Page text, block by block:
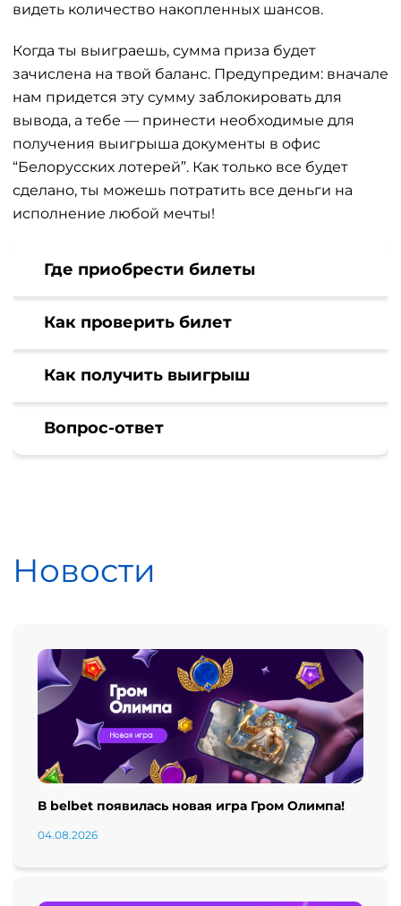
видеть количество накопленных шансов.
Когда ты выиграешь, сумма приза будет
зачислена на твой баланс. Предупредим: вначале
нам придется эту сумму заблокировать для
вывода, а тебе — принести необходимые для
получения выигрыша документы в офис
“Белорусских лотерей”. Как только все будет
сделано, ты можешь потратить все деньги на
исполнение любой мечты!
Где приобрести билеты
Как проверить билет
Как получить выигрыш
Вопрос-ответ
Новости
В belbet появилась новая игра Гром Олимпа!
04.08.2026